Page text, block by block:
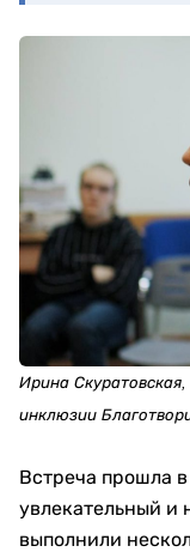
Ирина Скуратовская,
инклюзии
Встреча прошла
увлекательный и
выполнили